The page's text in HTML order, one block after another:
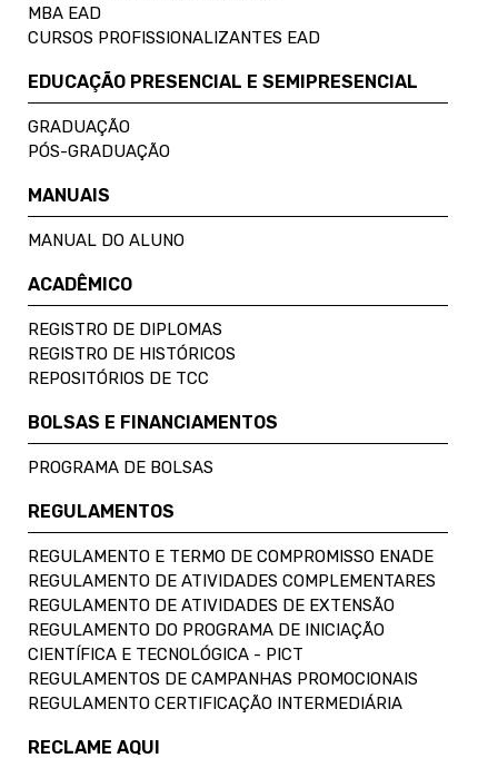
MBA EAD
CURSOS PROFISSIONALIZANTES EAD
EDUCAÇÃO PRESENCIAL E SEMIPRESENCIAL
GRADUAÇÃO
PÓS-GRADUAÇÃO
MANUAIS
MANUAL DO ALUNO
ACADÊMICO
REGISTRO DE DIPLOMAS
REGISTRO DE HISTÓRICOS
REPOSITÓRIOS DE TCC
BOLSAS E FINANCIAMENTOS
PROGRAMA DE BOLSAS
REGULAMENTOS
REGULAMENTO E TERMO DE COMPROMISSO ENADE
REGULAMENTO DE ATIVIDADES COMPLEMENTARES
REGULAMENTO DE ATIVIDADES DE EXTENSÃO
REGULAMENTO DO PROGRAMA DE INICIAÇÃO
CIENTÍFICA E TECNOLÓGICA - PICT
REGULAMENTOS DE CAMPANHAS PROMOCIONAIS
REGULAMENTO CERTIFICAÇÃO INTERMEDIÁRIA
RECLAME AQUI